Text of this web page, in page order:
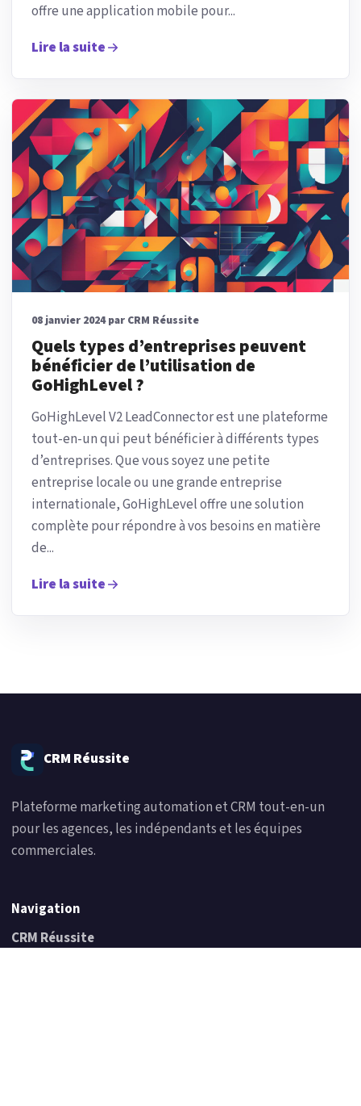
offre une application mobile pour...
Lire la suite
08 janvier 2024 par CRM Réussite
Quels types d’entreprises peuvent
bénéficier de l’utilisation de
GoHighLevel ?
GoHighLevel V2 LeadConnector est une plateforme
tout-en-un qui peut bénéficier à différents types
d’entreprises. Que vous soyez une petite
entreprise locale ou une grande entreprise
internationale, GoHighLevel offre une solution
complète pour répondre à vos besoins en matière
de...
Lire la suite
CRM Réussite
Plateforme marketing automation et CRM tout-en-un
pour les agences, les indépendants et les équipes
commerciales.
Navigation
CRM Réussite